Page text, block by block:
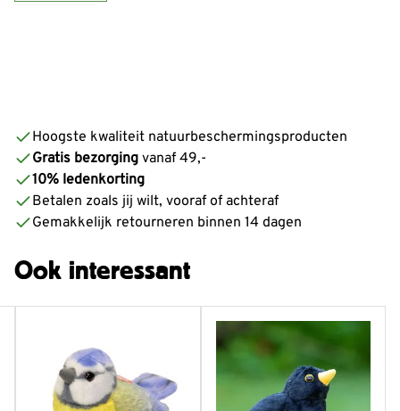
Hoogste kwaliteit natuurbeschermingsproducten
Gratis bezorging vanaf 49,-
10% ledenkorting
Betalen zoals jij wilt, vooraf of achteraf
Gemakkelijk retourneren binnen 14 dagen
Ook interessant